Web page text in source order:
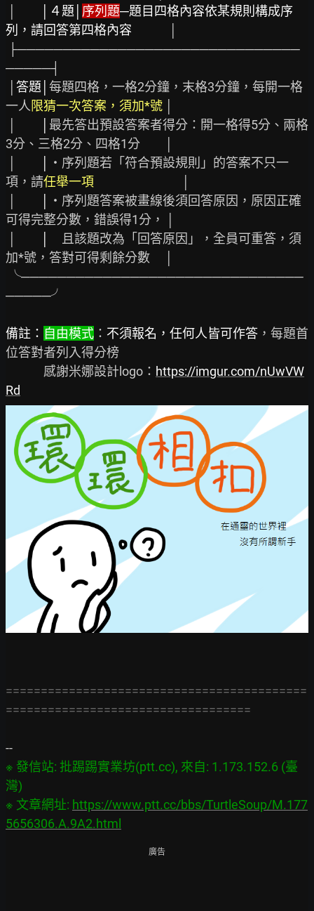
│４題│ 序列題─題目四格內容依某規則構成序
列，請回答第四格內容
─────┤
答題│ 每題四格，一格2分鐘，末格3分鐘，每開一格
一人 限猜一次答案，須加*號
最先答出預設答案者得分：開一格得5分、兩格
3分、三格2分、四格1分　　│
‧序列題若「符合預設規則」的答案不只一
項，請任舉一項
‧序列題答案被畫線後須回答原因，原因正確
可得完整分數，錯誤得1分， │
且該題改為「回答原因」，全員可重答，須
加*號，答對可得剩餘分數 　│
─────╯
備註： 自由模式 ： 不須報名，任何人皆可作答 ，每題首
位答對者列入得分榜
感謝米娜設計logo： https://imgur.com/nUwVW
Rd
===========================================
===================================
※ 發信站: 批踢踢實業坊(ptt.cc), 來自: 1.173.152.6 (臺
灣)
※ 文章網址: https://www.ptt.cc/bbs/TurtleSoup/M.177
5656306.A.9A2.html
廣告